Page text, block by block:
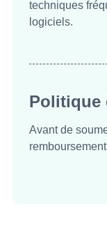
techniques
logiciels.
Politique
Avant de